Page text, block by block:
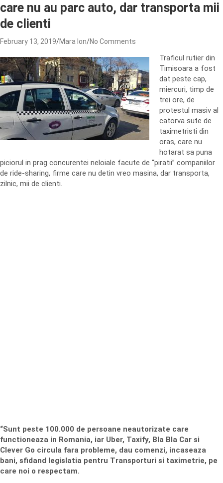
care nu au parc auto, dar transporta mii
de clienti
February 13, 2019 Mara Ion No Comments
Traficul rutier din
Timisoara a fost
dat peste cap,
miercuri, timp de
trei ore, de
protestul masiv al
catorva sute de
taximetristi din
oras, care nu
hotarat sa puna
piciorul in prag concurentei neloiale facute de “piratii” companiilor
de ride-sharing, firme care nu detin vreo masina, dar transporta,
zilnic, mii de clienti.
“Sunt peste 100.000 de persoane neautorizate care
functioneaza in Romania, iar Uber, Taxify, Bla Bla Car si
Clever Go circula fara probleme, dau comenzi, incaseaza
bani, sfidand legislatia pentru Transporturi si taximetrie, pe
care noi o respectam.